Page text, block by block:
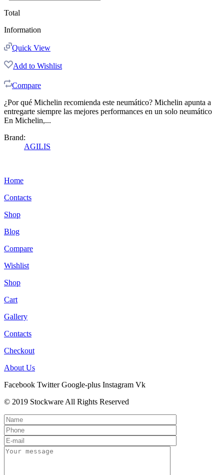
Total
Information
Quick View
Add to Wishlist
Compare
¿Por qué Michelin recomienda este neumático? Michelin apunta a
entregarte siempre las mejores performances en un solo neumático
En Michelin,...
Brand:
AGILIS
Home
Contacts
Shop
Blog
Compare
Wishlist
Shop
Cart
Gallery
Contacts
Checkout
About Us
Facebook Twitter Google-plus Instagram Vk
© 2019 Stockware All Rights Reserved